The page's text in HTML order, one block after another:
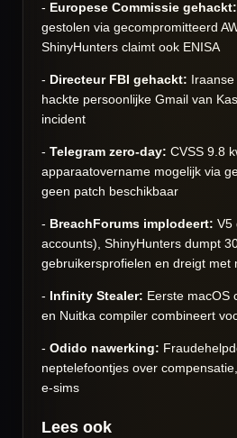
- Europese Commissie gehackt:
gestolen via gecompromitteerd
ShinyHunters claimt ook ENISA
- Directeur FBI gehackt:
hackte persoonlijke Gmail van
incident
- Telegram zero-day: CVSS 9.8
apparaatovername mogelijk via
geen patch beschikbaar
- BreachForums implodeert: V5
accounts), ShinyHunters dumpt
gebruikersprofielen en dreigt met
- Infinity Stealer: Eerste macOS
en Nuitka compiler combineert
- Odido nawerking:
neptelefoontjes over
e-sims
Lees ook